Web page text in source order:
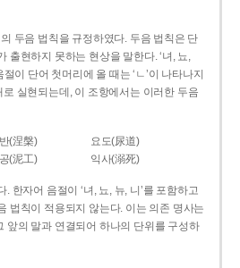
두음 법칙을 규정하였다. 두음 법칙은 단
출현하지 못하는 현상을 말한다. ‘녀, 뇨,
이 단어 첫머리에 올 때는 ‘ㄴ’이 나타나지
로 실현되는데, 이 조항에서는 이러한 두음
(涅槃)
요도(尿道)
(泥工) 익사(溺死)
한자어 음절이 ‘녀, 뇨, 뉴, 니’를 포함하고
법칙이 적용되지 않는다. 이는 의존 명사는
앞의 말과 연결되어 하나의 단위를 구성하